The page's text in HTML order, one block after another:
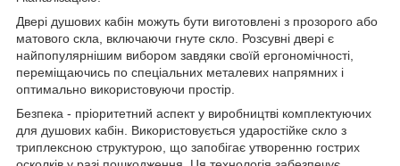
Двері душових кабін можуть бути виготовлені з прозорого або
матового скла, включаючи гнуте скло. Розсувні двері є
найпопулярнішим вибором завдяки своїй ергономічності,
переміщаючись по спеціальних металевих напрямних і
оптимально використовуючи простір.
Безпека - пріоритетний аспект у виробництві комплектуючих
для душових кабін. Використовується ударостійке скло з
триплексною структурою, що запобігає утворенню гострих